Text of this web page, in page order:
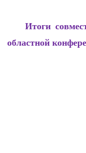
Итоги
областной